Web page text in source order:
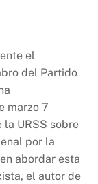
el
del Partido
marzo 7
URSS sobre
por la
abordar esta
el autor de